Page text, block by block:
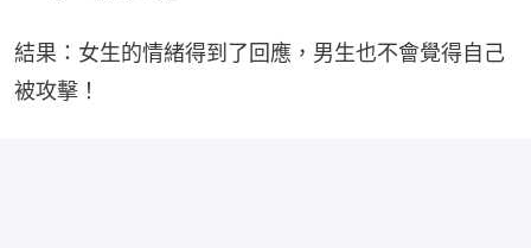
結果：女生的情緒得到了回應，男生也不會覺得自己
被攻擊！